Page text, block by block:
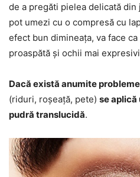
de a pregăti pielea delicată din
pot umezi cu o compresă cu
efect bun dimineața, va face
proaspătă și ochii mai
Dacă există anumite
(riduri, roșeață, pete) se aplică
pudră translucidă.